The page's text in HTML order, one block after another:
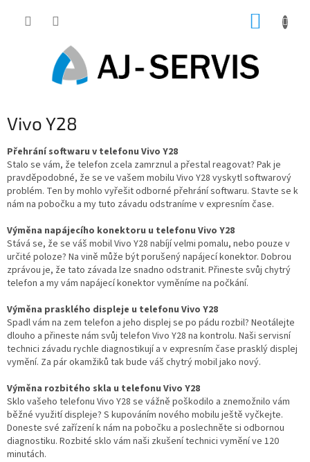
Vivo Y28
Přehrání softwaru v telefonu Vivo Y28
Stalo se vám, že telefon zcela zamrznul a přestal reagovat? Pak je
pravděpodobné, že se ve vašem mobilu Vivo Y28 vyskytl softwarový
problém. Ten by mohlo vyřešit odborné přehrání softwaru. Stavte se k
nám na pobočku a my tuto závadu odstraníme v expresním čase.
Výměna napájecího konektoru u telefonu Vivo Y28
Stává se, že se váš mobil Vivo Y28 nabíjí velmi pomalu, nebo pouze v
určité poloze? Na vině může být porušený napájecí konektor. Dobrou
zprávou je, že tato závada lze snadno odstranit. Přineste svůj chytrý
telefon a my vám napájecí konektor vyměníme na počkání.
Výměna prasklého displeje u telefonu Vivo Y28
Spadl vám na zem telefon a jeho displej se po pádu rozbil? Neotálejte
dlouho a přineste nám svůj telefon Vivo Y28 na kontrolu. Naši servisní
technici závadu rychle diagnostikují a v expresním čase prasklý displej
vymění. Za pár okamžiků tak bude váš chytrý mobil jako nový.
Výměna rozbitého skla u telefonu Vivo Y28
Sklo vašeho telefonu Vivo Y28 se vážně poškodilo a znemožnilo vám
běžné využití displeje? S kupováním nového mobilu ještě vyčkejte.
Doneste své zařízení k nám na pobočku a poslechněte si odbornou
diagnostiku. Rozbité sklo vám naši zkušení technici vymění ve 120
minutách.